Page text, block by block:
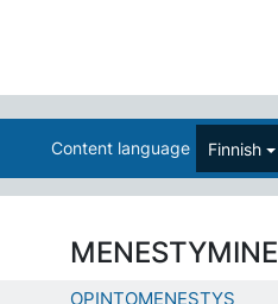
Content language Finnish
OPINTOMENESTYS